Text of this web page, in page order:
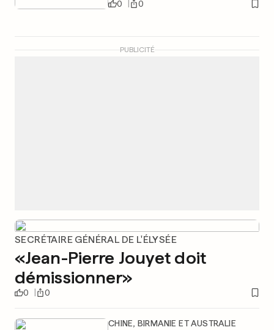
0 0
PUBLICITÉ
SECRÉTAIRE GÉNÉRAL DE L'ÉLYSÉE
«Jean-Pierre Jouyet doit
démissionner»
0 0
CHINE, BIRMANIE ET AUSTRALIE